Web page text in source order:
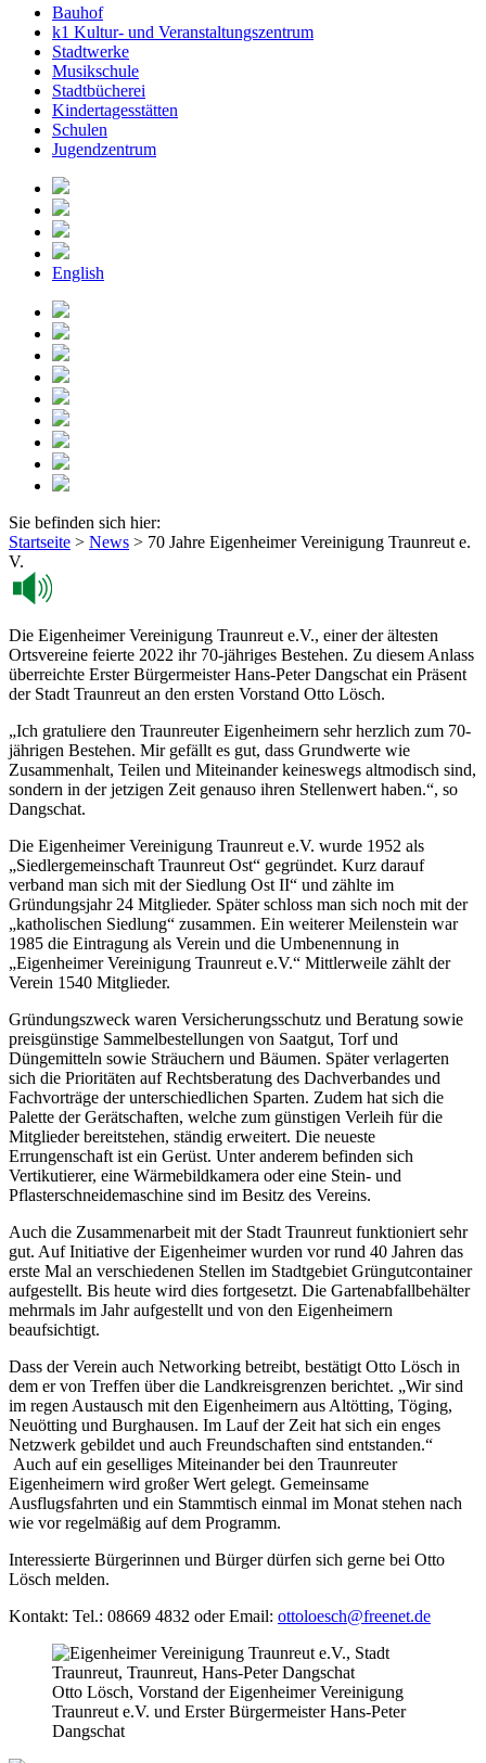
Bauhof
k1 Kultur- und Veranstaltungszentrum
Stadtwerke
Musikschule
Stadtbücherei
Kindertagesstätten
Schulen
Jugendzentrum
English
Sie befinden sich hier:
Startseite > News > 70 Jahre Eigenheimer Vereinigung Traunreut e.
V.
Die Eigenheimer Vereinigung Traunreut e.V., einer der ältesten
Ortsvereine feierte 2022 ihr 70-jähriges Bestehen. Zu diesem Anlass
überreichte Erster Bürgermeister Hans-Peter Dangschat ein Präsent
der Stadt Traunreut an den ersten Vorstand Otto Lösch.
„Ich gratuliere den Traunreuter Eigenheimern sehr herzlich zum 70-
jährigen Bestehen. Mir gefällt es gut, dass Grundwerte wie
Zusammenhalt, Teilen und Miteinander keineswegs altmodisch sind,
sondern in der jetzigen Zeit genauso ihren Stellenwert haben.“, so
Dangschat.
Die Eigenheimer Vereinigung Traunreut e.V. wurde 1952 als
„Siedlergemeinschaft Traunreut Ost“ gegründet. Kurz darauf
verband man sich mit der Siedlung Ost II“ und zählte im
Gründungsjahr 24 Mitglieder. Später schloss man sich noch mit der
„katholischen Siedlung“ zusammen. Ein weiterer Meilenstein war
1985 die Eintragung als Verein und die Umbenennung in
„Eigenheimer Vereinigung Traunreut e.V.“ Mittlerweile zählt der
Verein 1540 Mitglieder.
Gründungszweck waren Versicherungsschutz und Beratung sowie
preisgünstige Sammelbestellungen von Saatgut, Torf und
Düngemitteln sowie Sträuchern und Bäumen. Später verlagerten
sich die Prioritäten auf Rechtsberatung des Dachverbandes und
Fachvorträge der unterschiedlichen Sparten. Zudem hat sich die
Palette der Gerätschaften, welche zum günstigen Verleih für die
Mitglieder bereitstehen, ständig erweitert. Die neueste
Errungenschaft ist ein Gerüst. Unter anderem befinden sich
Vertikutierer, eine Wärmebildkamera oder eine Stein- und
Pflasterschneidemaschine sind im Besitz des Vereins.
Auch die Zusammenarbeit mit der Stadt Traunreut funktioniert sehr
gut. Auf Initiative der Eigenheimer wurden vor rund 40 Jahren das
erste Mal an verschiedenen Stellen im Stadtgebiet Grüngutcontainer
aufgestellt. Bis heute wird dies fortgesetzt. Die Gartenabfallbehälter
mehrmals im Jahr aufgestellt und von den Eigenheimern
beaufsichtigt.
Dass der Verein auch Networking betreibt, bestätigt Otto Lösch in
dem er von Treffen über die Landkreisgrenzen berichtet. „Wir sind
im regen Austausch mit den Eigenheimern aus Altötting, Töging,
Neuötting und Burghausen. Im Lauf der Zeit hat sich ein enges
Netzwerk gebildet und auch Freundschaften sind entstanden.“
Auch auf ein geselliges Miteinander bei den Traunreuter
Eigenheimern wird großer Wert gelegt. Gemeinsame
Ausflugsfahrten und ein Stammtisch einmal im Monat stehen nach
wie vor regelmäßig auf dem Programm.
Interessierte Bürgerinnen und Bürger dürfen sich gerne bei Otto
Lösch melden.
Kontakt: Tel.: 08669 4832 oder Email: ottoloesch@freenet.de
Otto Lösch, Vorstand der Eigenheimer Vereinigung
Traunreut e.V. und Erster Bürgermeister Hans-Peter
Dangschat